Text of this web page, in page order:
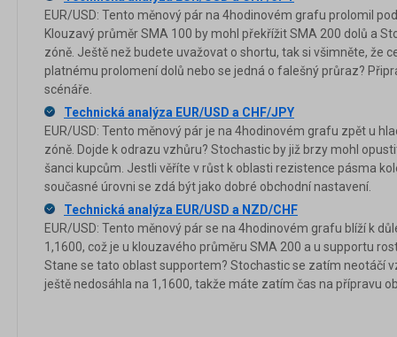
EUR/USD: Tento měnový pár na 4hodinovém grafu prolomil
Klouzavý průměr SMA 100 by mohl překřížit SMA 200 dolů a
zóně. Ještě než budete uvažovat o shortu, tak si všimněte, že
platnému prolomení dolů nebo se jedná o falešný průraz?
scénáře.
Technická analýza EUR/USD a CHF/JPY
EUR/USD: Tento měnový pár je na 4hodinovém grafu zpět u
zóně. Dojde k odrazu vzhůru? Stochastic by již brzy mohl
šanci kupcům. Jestli věříte v růst k oblasti rezistence pásma
současné úrovni se zdá být jako dobré obchodní nastavení.
Technická analýza EUR/USD a NZD/CHF
EUR/USD: Tento měnový pár se na 4hodinovém grafu blíží k
1,1600, což je u klouzavého průměru SMA 200 a u supportu
Stane se tato oblast supportem? Stochastic se zatím neotáčí
ještě nedosáhla na 1,1600, takže máte zatím čas na přípravu